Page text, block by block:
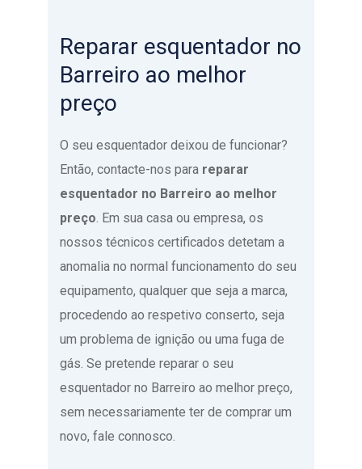
Reparar esquentador no
Barreiro ao melhor
preço
O seu esquentador deixou de funcionar?
Então, contacte-nos para reparar
esquentador no Barreiro ao melhor
preço . Em sua casa ou empresa, os
nossos técnicos certificados detetam a
anomalia no normal funcionamento do seu
equipamento, qualquer que seja a marca,
procedendo ao respetivo conserto, seja
um problema de ignição ou uma fuga de
gás. Se pretende reparar o seu
esquentador no Barreiro ao melhor preço,
sem necessariamente ter de comprar um
novo, fale connosco.